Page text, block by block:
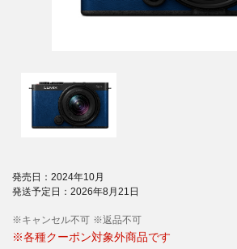
発売日：2024年10月
発送予定日：2026年8月21日
※キャンセル不可 ※返品不可
※各種クーポン対象外商品です